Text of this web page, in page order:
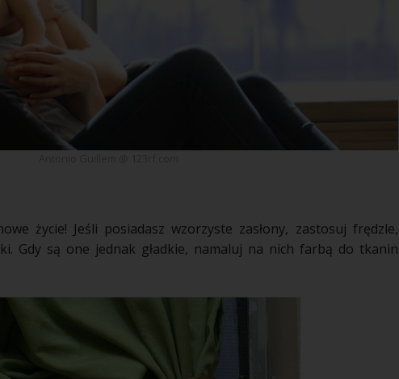
życie! Jeśli posiadasz wzorzyste zasłony, zastosuj frędzle,
Gdy są one jednak gładkie, namaluj na nich farbą do tkanin